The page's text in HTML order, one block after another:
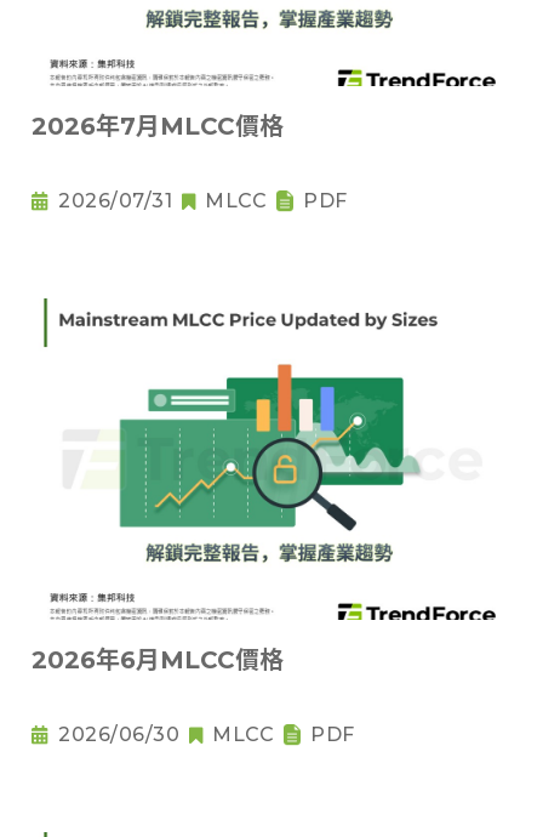
2026年7月MLCC價格
2026/07/31 MLCC PDF
2026年6月MLCC價格
2026/06/30 MLCC PDF